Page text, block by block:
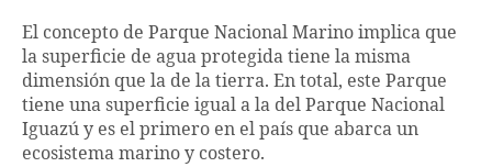
El concepto de Parque Nacional Marino implica que
la superficie de agua protegida tiene la misma
dimensión que la de la tierra. En total, este Parque
tiene una superficie igual a la del Parque Nacional
Iguazú y es el primero en el país que abarca un
ecosistema marino y costero.